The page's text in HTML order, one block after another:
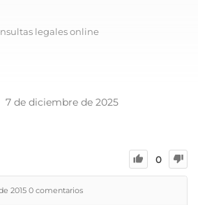
legales online
7 de diciembre de 2025
0
2015 0 comentarios